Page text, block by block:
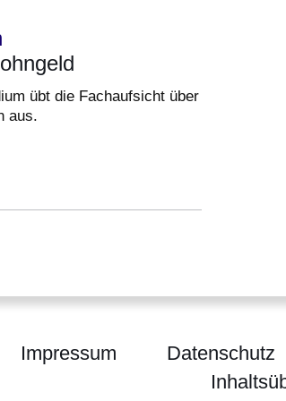
übt die Fachaufsicht über
aus.
Impressum Datenschutz